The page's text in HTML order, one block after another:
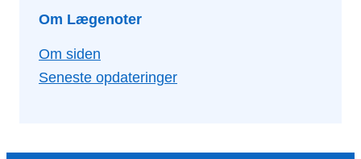
Om Lægenoter
Om siden
Seneste opdateringer